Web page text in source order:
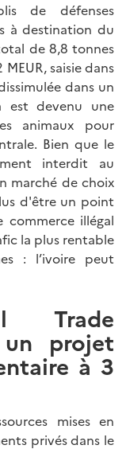
de défenses
à destination du
de 8,8 tonnes
saisie dans
dans un
est devenu une
animaux pour
Bien que le
interdit au
marché de choix
d'être un point
commerce illégal
la plus rentable
: l’ivoire peut
Trade
projet
à 3
mises en
privés dans le